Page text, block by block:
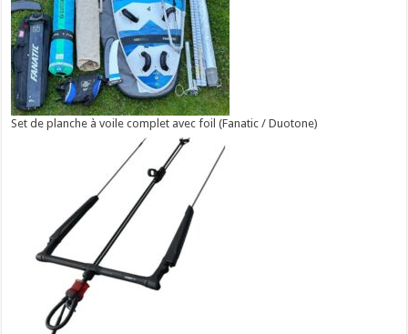
Set de planche à voile complet avec foil (Fanatic / Duotone)